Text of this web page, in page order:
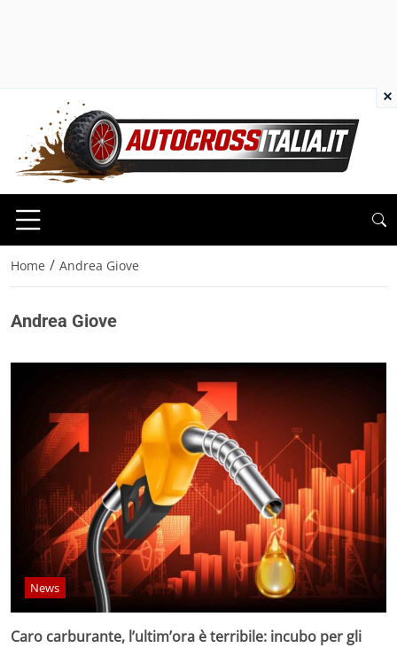
Home / Andrea Giove
Andrea Giove
News
Caro carburante, l’ultim’ora è terribile: incubo per gli
×